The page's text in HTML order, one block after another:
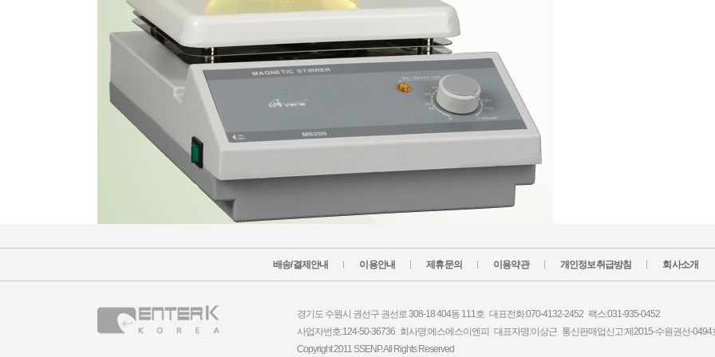
배송/결제안내 이용안내 제휴문의 이용약관 개인정보취급방침 회사소개
경기도 수원시 권선구 권선로 308-18 404동 111호 대표전화:070-4132-2452 팩스:031-935-0452
사업자번호:124-50-36736 회사명:에스에스이엔피 대표자명:이상근 통신판매업신고:제2015-수원권선-0494
Copyright 2011 SSENP. All Rights Reserved